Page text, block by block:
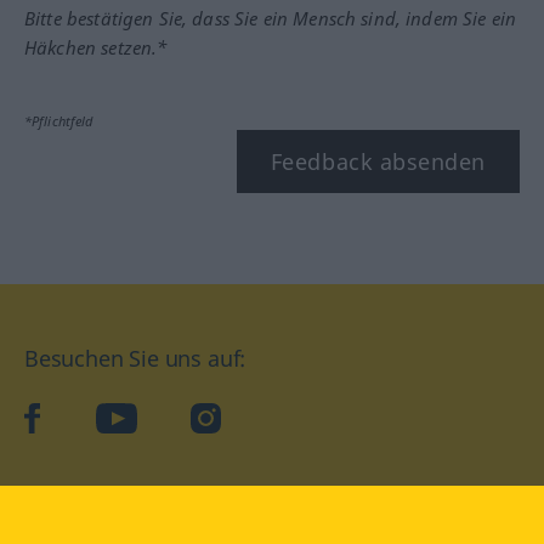
Bitte bestätigen Sie, dass Sie ein Mensch sind, indem Sie ein
Häkchen setzen.*
*Pflichtfeld
Feedback absenden
Besuchen Sie uns auf:
facebookYouTube Instagram